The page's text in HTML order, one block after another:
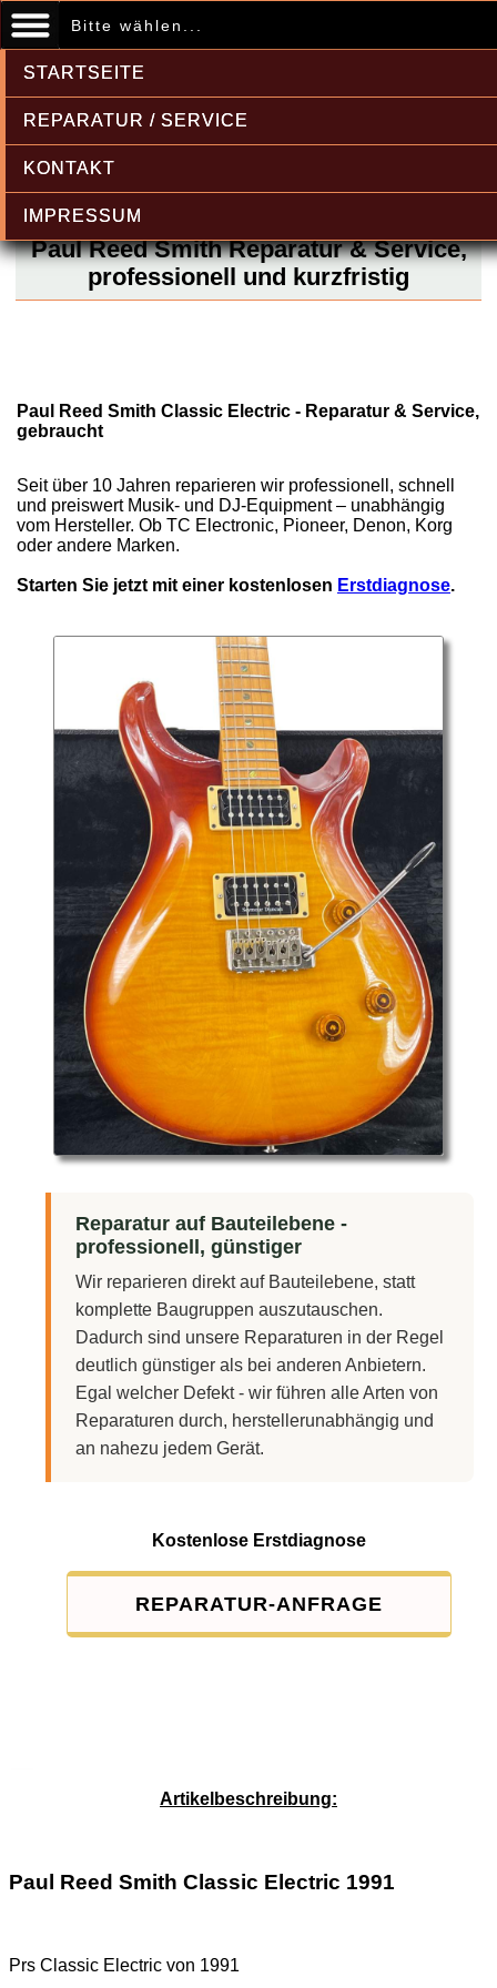
Bitte wählen...
STARTSEITE
REPARATUR / SERVICE
KONTAKT
IMPRESSUM
Paul Reed Smith Reparatur & Service,
professionell und kurzfristig
Paul Reed Smith Classic Electric - Reparatur & Service,
gebraucht
Seit über 10 Jahren reparieren wir professionell, schnell
und preiswert Musik- und DJ-Equipment – unabhängig
vom Hersteller. Ob TC Electronic, Pioneer, Denon, Korg
oder andere Marken.
Starten Sie jetzt mit einer kostenlosen Erstdiagnose.
Reparatur auf Bauteilebene -
professionell, günstiger
Wir reparieren direkt auf Bauteilebene, statt
komplette Baugruppen auszutauschen.
Dadurch sind unsere Reparaturen in der Regel
deutlich günstiger als bei anderen Anbietern.
Egal welcher Defekt - wir führen alle Arten von
Reparaturen durch, herstellerunabhängig und
an nahezu jedem Gerät.
Kostenlose Erstdiagnose
REPARATUR-ANFRAGE
Artikelbeschreibung:
Paul Reed Smith Classic Electric 1991
Prs Classic Electric von 1991